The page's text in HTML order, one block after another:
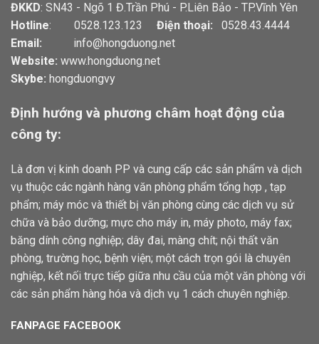
ĐKKD: SN43 - Ngõ 1 Đ.Trần Phú - P.Liên Bảo - TP.Vĩnh Yên
Hotline: 0528.123.123 Điện thoại: 0528.43.4444
Email:
info@hongduong.net
Website: www.hongduong.net
Skybe: hongduongvy
Định hướng và phương châm hoạt động của
công ty:
Là đơn vị kinh doanh PP và cung cấp các sản phẩm và dịch
vụ thuộc các ngành hàng văn phòng phẩm tổng hợp , tạp
phẩm; máy móc và thiết bị văn phòng cùng các dịch vụ sử
chữa và bảo dưỡng; mực cho máy in, máy photo, máy fax;
băng dính công nghiệp; dây đai, màng chít; nội thất văn
phòng, trường học, bệnh viện; một cách trọn gói là chuyên
nghiệp, kết nối trực tiếp giữa nhu cầu của một văn phòng với
các sản phẩm hàng hóa và dịch vụ 1 cách chuyên nghiệp.
FANPAGE FACEBOOK